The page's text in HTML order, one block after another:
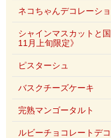
ネコちゃんデコレーシ
シャインマスカットと
11月上旬限定》
ピスターシュ
バスクチーズケーキ
完熟マンゴータルト
ルビーチョコレートデ